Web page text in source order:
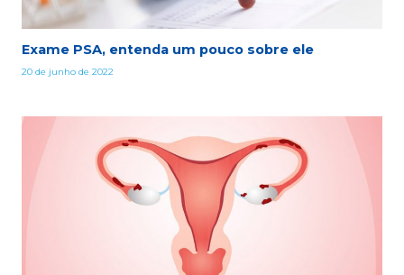
Exame PSA, entenda um pouco sobre ele
20 de junho de 2022